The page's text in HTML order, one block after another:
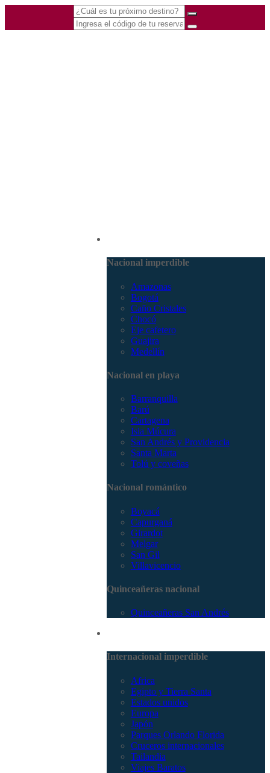
Nacional imperdible
Amazonas
Bogotá
Caño Cristales
Chocó
Eje cafetero
Guajira
Medellín
Nacional en playa
Barranquilla
Barú
Cartagena
Isla Múcura
San Andrés y Providencia
Santa Marta
Tolú y coveñas
Nacional romántico
Boyacá
Capurganá
Girardot
Melgar
San Gil
Villavicencio
Quinceañeras nacional
Quinceañeras San Andrés
Internacional imperdible
Africa
Egipto y Tierra Santa
Estados unidos
Europa
Japón
Parques Orlando Florida
Cruceros internacionales
Tailandia
Viajes Baratos